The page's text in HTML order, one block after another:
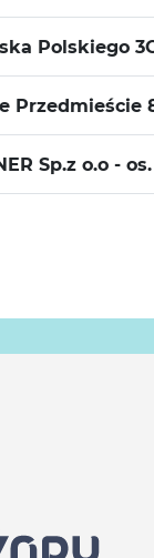
Polskiego
Przedmieście
Sp.z o.o -